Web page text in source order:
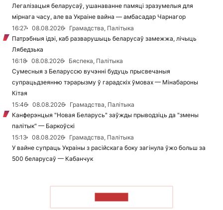
Легалізацыя беларусаў, ушанаванне памяці зразумелыя для
мірнага часу, але ва Украіне вайна — амбасадар Чарнагор
16:27
08.08.2026
Грамадства, Палітыка
Патрэбныя ідэі, каб разварушыць беларусаў замежжа, лічыць
Лябедзька
16:18
08.08.2026
Бяспека, Палітыка
Сумесныя з Беларуссю вучэнні будуць прысвечаныя
супрацьдзеянню тэрарызму ў гарадскіх ўмовах — Мінабароны
Кітая
15:46
08.08.2026
Грамадства, Палітыка
Канферэнцыя "Новая Беларусь" заўжды прыводзіць да "змены
палітык" — Баркоўскі
15:13
08.08.2026
Грамадства, Палітыка
У вайне супраць Украіны з расійскага боку загінула ўжо больш за
500 беларусаў — Кабанчук